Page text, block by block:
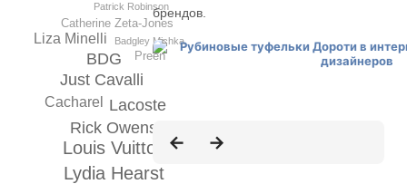
Lydia Hearst
Louis Vuitton
Rick Owens
Lacoste
Just Cavalli
BDG
Cacharel
Liza Minelli
Catherine Zeta-Jones
Preen
Badgley Michka
Patrick Robinsonбрендов.